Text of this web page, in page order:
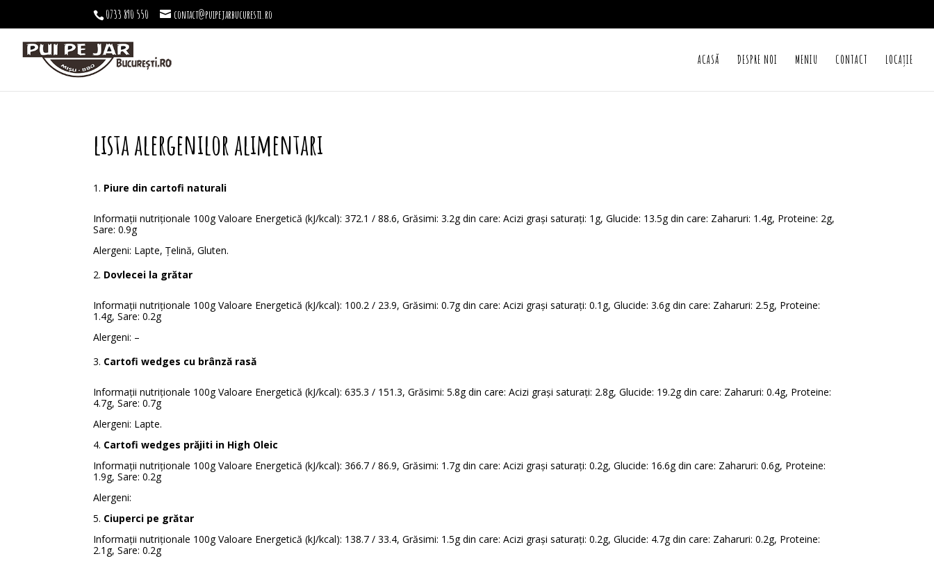
0733 890 550 contact@puipejarbucuresti.ro
ACASĂ DESPRE NOI MENIU CONTACT LOCAȚIE
lista alergenilor alimentari
Piure din cartofi naturali
Informații nutriționale 100g Valoare Energetică (kJ/kcal): 372.1 / 88.6, Grăsimi: 3.2g din care: Acizi grași saturați: 1g, Glucide: 13.5g din care: Zaharuri: 1.4g, Proteine: 2g,
Sare: 0.9g
Alergeni: Lapte, Țelină, Gluten.
Dovlecei la grătar
Informații nutriționale 100g Valoare Energetică (kJ/kcal): 100.2 / 23.9, Grăsimi: 0.7g din care: Acizi grași saturați: 0.1g, Glucide: 3.6g din care: Zaharuri: 2.5g, Proteine:
1.4g, Sare: 0.2g
Alergeni: –
Cartofi wedges cu brânză rasă
Informații nutriționale 100g Valoare Energetică (kJ/kcal): 635.3 / 151.3, Grăsimi: 5.8g din care: Acizi grași saturați: 2.8g, Glucide: 19.2g din care: Zaharuri: 0.4g, Proteine:
4.7g, Sare: 0.7g
Alergeni: Lapte.
4. Cartofi wedges prăjiti in High Oleic
Informații nutriționale 100g Valoare Energetică (kJ/kcal): 366.7 / 86.9, Grăsimi: 1.7g din care: Acizi grași saturați: 0.2g, Glucide: 16.6g din care: Zaharuri: 0.6g, Proteine:
1.9g, Sare: 0.2g
Alergeni:
5. Ciuperci pe grătar
Informații nutriționale 100g Valoare Energetică (kJ/kcal): 138.7 / 33.4, Grăsimi: 1.5g din care: Acizi grași saturați: 0.2g, Glucide: 4.7g din care: Zaharuri: 0.2g, Proteine:
2.1g, Sare: 0.2g